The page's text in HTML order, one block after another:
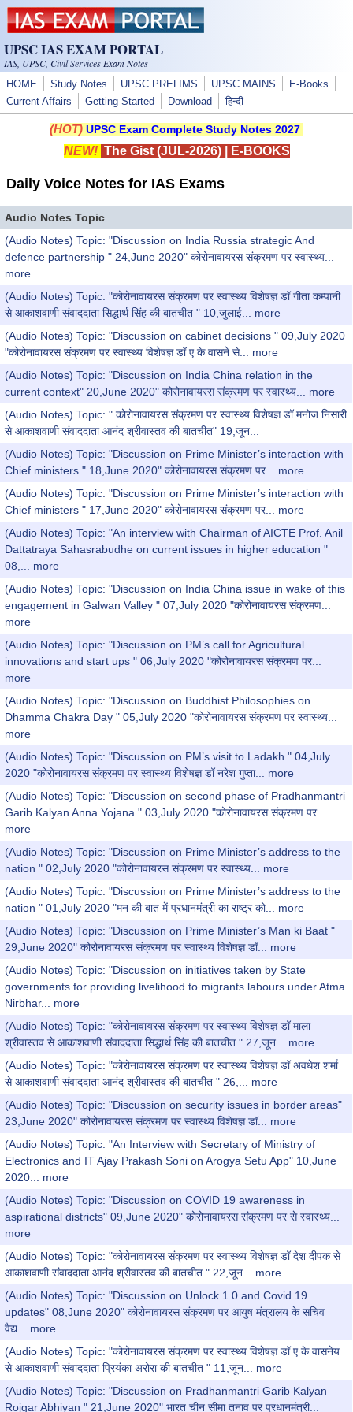
Skip to main content
UPSC IAS EXAM PORTAL
IAS, UPSC, Civil Services Exam Notes
HOME Study Notes UPSC PRELIMS UPSC MAINS
E-Books
Current Affairs
Getting Started Download हिन्दी
(HOT) UPSC Exam Complete Study Notes 2027
NEW! The Gist (JUL-2026)| E-BOOKS
Daily Voice Notes for IAS Exams
Audio Notes Topic
(Audio Notes) Topic: "Discussion on India Russia strategic And
defence partnership " 24,June 2020" कोरोनावायरस संक्रमण पर स्वास्थ्य...
more
(Audio Notes) Topic: "कोरोनावायरस संक्रमण पर स्वास्थ्य विशेषज्ञ डॉ गीता कम्पानी
से आकाशवाणी संवाददाता सिद्धार्थ सिंह की बातचीत " 10,जुलाई...
more
(Audio Notes) Topic: "Discussion on cabinet decisions " 09,July 2020
"कोरोनावायरस संक्रमण पर स्वास्थ्य विशेषज्ञ डॉ ए के वासने से...
more
(Audio Notes) Topic: "Discussion on India China relation in the
current context" 20,June 2020" कोरोनावायरस संक्रमण पर स्वास्थ्य...
more
(Audio Notes) Topic: " कोरोनावायरस संक्रमण पर स्वास्थ्य विशेषज्ञ डॉ मनोज निसारी
से आकाशवाणी संवाददाता आनंद श्रीवास्तव की बातचीत" 19,जून...
(Audio Notes) Topic: "Discussion on Prime Minister’s interaction with
Chief ministers " 18,June 2020" कोरोनावायरस संक्रमण पर...
more
(Audio Notes) Topic: "Discussion on Prime Minister’s interaction with
Chief ministers " 17,June 2020" कोरोनावायरस संक्रमण पर...
more
(Audio Notes) Topic: "An interview with Chairman of AICTE Prof. Anil
Dattatraya Sahasrabudhe on current issues in higher education "
08,...
more
(Audio Notes) Topic: "Discussion on India China issue in wake of this
engagement in Galwan Valley " 07,July 2020 "कोरोनावायरस संक्रमण...
more
(Audio Notes) Topic: "Discussion on PM’s call for Agricultural
innovations and start ups " 06,July 2020 "कोरोनावायरस संक्रमण पर...
more
(Audio Notes) Topic: "Discussion on Buddhist Philosophies on
Dhamma Chakra Day " 05,July 2020 "कोरोनावायरस संक्रमण पर स्वास्थ्य...
more
(Audio Notes) Topic: "Discussion on PM’s visit to Ladakh " 04,July
2020 "कोरोनावायरस संक्रमण पर स्वास्थ्य विशेषज्ञ डॉ नरेश गुप्ता...
more
(Audio Notes) Topic: "Discussion on second phase of Pradhanmantri
Garib Kalyan Anna Yojana " 03,July 2020 "कोरोनावायरस संक्रमण पर...
more
(Audio Notes) Topic: "Discussion on Prime Minister’s address to the
nation " 02,July 2020 "कोरोनावायरस संक्रमण पर स्वास्थ्य...
more
(Audio Notes) Topic: "Discussion on Prime Minister’s address to the
nation " 01,July 2020 "मन की बात में प्रधानमंत्री का राष्ट्र को...
more
(Audio Notes) Topic: "Discussion on Prime Minister’s Man ki Baat "
29,June 2020" कोरोनावायरस संक्रमण पर स्वास्थ्य विशेषज्ञ डॉ...
more
(Audio Notes) Topic: "Discussion on initiatives taken by State
governments for providing livelihood to migrants labours under Atma
Nirbhar...
more
(Audio Notes) Topic: "कोरोनावायरस संक्रमण पर स्वास्थ्य विशेषज्ञ डॉ माला
श्रीवास्तव से आकाशवाणी संवाददाता सिद्धार्थ सिंह की बातचीत " 27,जून...
more
(Audio Notes) Topic: "कोरोनावायरस संक्रमण पर स्वास्थ्य विशेषज्ञ डॉ अवधेश शर्मा
से आकाशवाणी संवाददाता आनंद श्रीवास्तव की बातचीत " 26,...
more
(Audio Notes) Topic: "Discussion on security issues in border areas"
23,June 2020" कोरोनावायरस संक्रमण पर स्वास्थ्य विशेषज्ञ डॉ...
more
(Audio Notes) Topic: "An Interview with Secretary of Ministry of
Electronics and IT Ajay Prakash Soni on Arogya Setu App" 10,June
2020...
more
(Audio Notes) Topic: "Discussion on COVID 19 awareness in
aspirational districts" 09,June 2020" कोरोनावायरस संक्रमण पर से स्वास्थ्य...
more
(Audio Notes) Topic: "कोरोनावायरस संक्रमण पर स्वास्थ्य विशेषज्ञ डॉ देश दीपक से
आकाशवाणी संवाददाता आनंद श्रीवास्तव की बातचीत " 22,जून...
more
(Audio Notes) Topic: "Discussion on Unlock 1.0 and Covid 19
updates" 08,June 2020" कोरोनावायरस संक्रमण पर आयुष मंत्रालय के सचिव
वैद्य...
more
(Audio Notes) Topic: "कोरोनावायरस संक्रमण पर स्वास्थ्य विशेषज्ञ डॉ ए के वासनेय
से आकाशवाणी संवाददाता प्रियंका अरोरा की बातचीत " 11,जून...
more
(Audio Notes) Topic: "Discussion on Pradhanmantri Garib Kalyan
Rojgar Abhiyan " 21,June 2020" भारत चीन सीमा तनाव पर प्रधानमंत्री...